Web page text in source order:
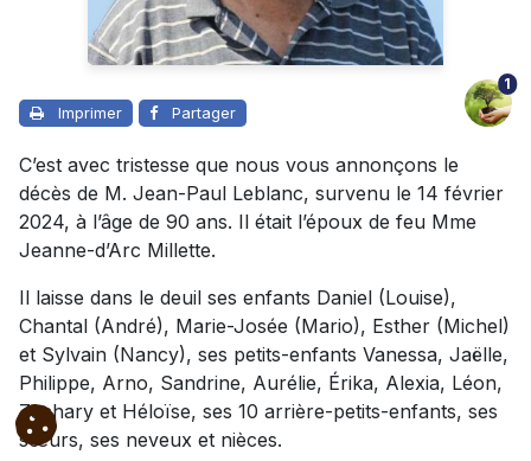
Imprimer Partager
1
C’est avec tristesse que nous vous annonçons le
décès de M. Jean-Paul Leblanc, survenu le 14 février
2024, à l’âge de 90 ans. Il était l’époux de feu Mme
Jeanne-d’Arc Millette.
Il laisse dans le deuil ses enfants Daniel (Louise),
Chantal (André), Marie-Josée (Mario), Esther (Michel)
et Sylvain (Nancy), ses petits-enfants Vanessa, Jaëlle,
Philippe, Arno, Sandrine, Aurélie, Érika, Alexia, Léon,
Zachary et Héloïse, ses 10 arrière-petits-enfants, ses
sœurs, ses neveux et nièces.